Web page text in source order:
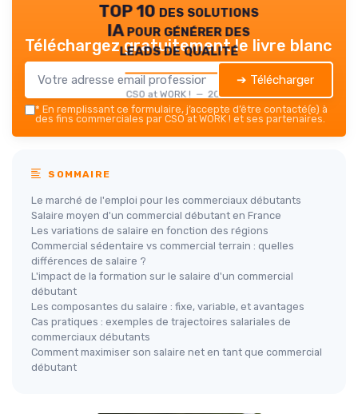
TOP 10 des solutions
IA pour générer des
leads de qualité
CSO at WORK ! — 2026
Téléchargez gratuitement le livre blanc
➔ Télécharger
* En remplissant ce formulaire, j’accepte d’être contacté(e) à
des fins commerciales par CSO at WORK ! et ses partenaires.
SOMMAIRE
Le marché de l'emploi pour les commerciaux débutants
Salaire moyen d'un commercial débutant en France
Les variations de salaire en fonction des régions
Commercial sédentaire vs commercial terrain : quelles
différences de salaire ?
L'impact de la formation sur le salaire d'un commercial
débutant
Les composantes du salaire : fixe, variable, et avantages
Cas pratiques : exemples de trajectoires salariales de
commerciaux débutants
Comment maximiser son salaire net en tant que commercial
débutant